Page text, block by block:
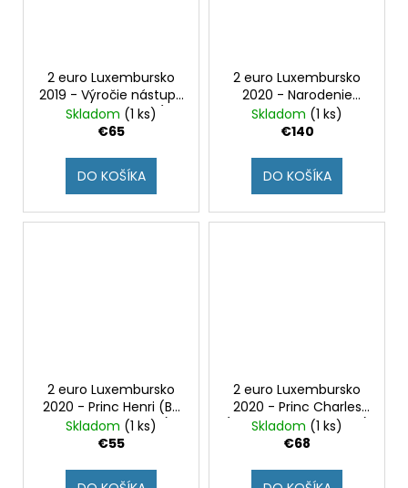
2 euro Luxembursko
2019 - Výročie nástupu
Charlotte na trón (BU
karta - znak most)
Skladom (1 ks)
€65
DO KOŠÍKA
2 euro Luxembursko
2020 - Narodenie
princa Charlesa
(samostatná proof)
Skladom (1 ks)
€140
DO KOŠÍKA
2 euro Luxembursko
2020 - Princ Henri (BU
karta - znak most)
Skladom (1 ks)
€55
2 euro Luxembursko
2020 - Princ Charles
(BU karta - znak most)
Skladom (1 ks)
€68